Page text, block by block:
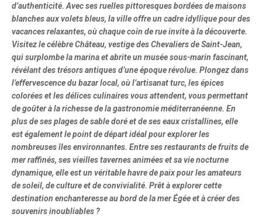
d’authenticité. Avec ses ruelles pittoresques bordées de maisons
blanches aux volets bleus, la ville offre un cadre idyllique pour des
vacances relaxantes, où chaque coin de rue invite à la découverte.
Visitez le célèbre Château, vestige des Chevaliers de Saint-Jean,
qui surplombe la marina et abrite un musée sous-marin fascinant,
révélant des trésors antiques d’une époque révolue. Plongez dans
l’effervescence du bazar local, où l’artisanat turc, les épices
colorées et les délices culinaires vous attendent, vous permettant
de goûter à la richesse de la gastronomie méditerranéenne. En
plus de ses plages de sable doré et de ses eaux cristallines, elle
est également le point de départ idéal pour explorer les
nombreuses îles environnantes. Entre ses restaurants de fruits de
mer raffinés, ses vieilles tavernes animées et sa vie nocturne
dynamique, elle est un véritable havre de paix pour les amateurs
de soleil, de culture et de convivialité. Prêt à explorer cette
destination enchanteresse au bord de la mer Égée et à créer des
souvenirs inoubliables ?